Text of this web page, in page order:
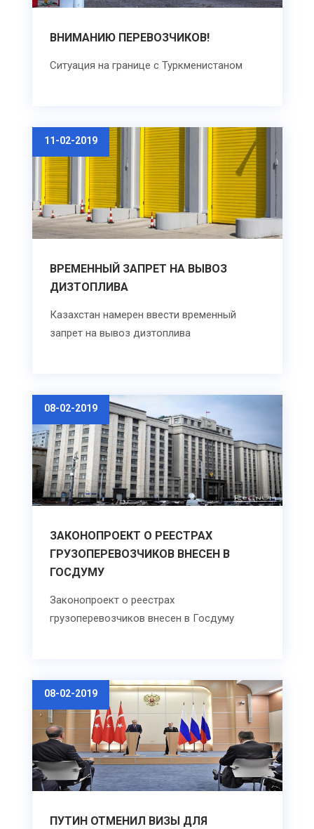
ВНИМАНИЮ ПЕРЕВОЗЧИКОВ!
Ситуация на границе с Туркменистаном
11-02-2019
ВРЕМЕННЫЙ ЗАПРЕТ НА ВЫВОЗ
ДИЗТОПЛИВА
Казахстан намерен ввести временный
запрет на вывоз дизтоплива
08-02-2019
ЗАКОНОПРОЕКТ О РЕЕСТРАХ
ГРУЗОПЕРЕВОЗЧИКОВ ВНЕСЕН В
ГОСДУМУ
Законопроект о реестрах
грузоперевозчиков внесен в Госдуму
08-02-2019
ПУТИН ОТМЕНИЛ ВИЗЫ ДЛЯ